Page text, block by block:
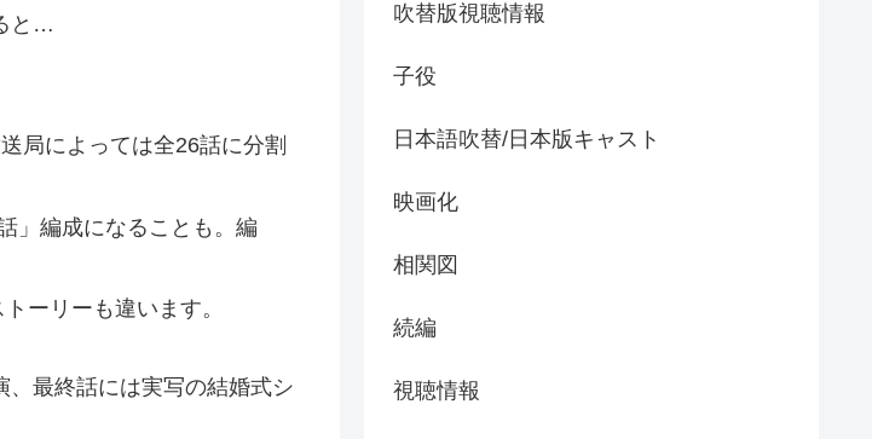
と…
局によっては全26話に分割
」編成になることも。編
ーリーも違います。
最終話には実写の結婚式シ
吹替版視聴情報
子役
日本語吹替/日本版キャスト
映画化
相関図
続編
視聴情報